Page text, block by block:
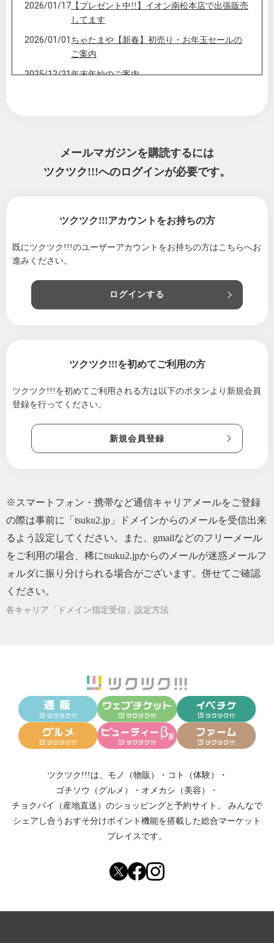
2026/01/17 【プレゼント中!!】イオン南松本店で出張販売
してます
2026/01/01 ちゃたまや【新春】初売り・お年玉セールの
ご案内
2025/12/21年末年始のご案内
2025/09/22 【皆様へ】大切なお知らせ
2025/06/12父の日特集!!6/14〜15ご来店ください♪
道の駅ほっとぱ〜く浅科
2025/01/16ちゃたまや出張販売のご案内
2025/01/01
ご案内
【テレビ放映記念】高ポイント還元！！！い
たします！
録で簡単にプリンや焼菓子が……
2024/04/12ちゃたまや春のスイーツ特集!!
2024/03/14 【フェア開催！】ちゃたまや弥生フェア開催
【明日まで！】コラボシフォンケーキをお見
逃しなく💨
2024/02/12 【情熱!!】ちゃたまや如月フェア特別通販商品
【2月末まで!!】
2023/11/05ちゃたまやオススメ!!濃厚たまごのプリン
2023/09/27
ました
2023/06/13
メールマガジンを購読するには
ツクツク!!!へのログインが必要です。
ツクツク!!!アカウントをお持ちの方
既にツクツク!!!のユーザーアカウントをお持ちの方はこちらへお
進みください。
ログインする
ツクツク!!!を初めてご利用の方
ツクツク!!!を初めてご利用される方は 以下のボタンより新規会員
登録を行ってください。
新規会員登録
※スマートフォン・携帯など通信キャリアメールをご登録
の際は事前に「tsuku2.jp」ドメインからのメールを受信出来
るよう設定してください。また、gmailなどのフリーメール
をご利用の場合、稀にtsuku2.jpからのメールが迷惑メールフ
ォルダに振り分けられる場合がございます。併せてご確認
ください。
各キャリア「ドメイン指定受信」設定方法
ツクツク!!!は、 モノ（物販） ・ コト（体験）
・
ゴチソウ（グルメ）
・ オメカシ（美容）
・
チョクバイ（産地直送） のショッピングと予約サイト。
みんなで
シェアし合う おすそ分けポイント機能を搭載した総合マーケット
プレイスです。